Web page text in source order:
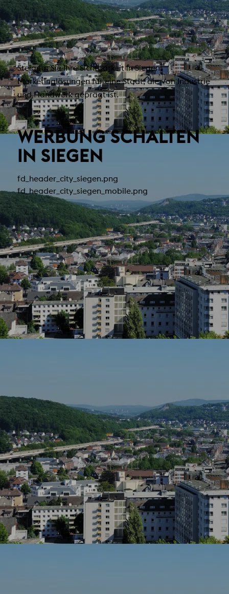
Steigern Sie Ihre Sichtbarkeit in Siegen:
Marketinglösungen für eine Stadt, die von Industrie
und Handwerk geprägt ist.
WERBUNG SCHALTEN
IN SIEGEN
fd_header_city_siegen.png
fd_header_city_siegen_mobile.png